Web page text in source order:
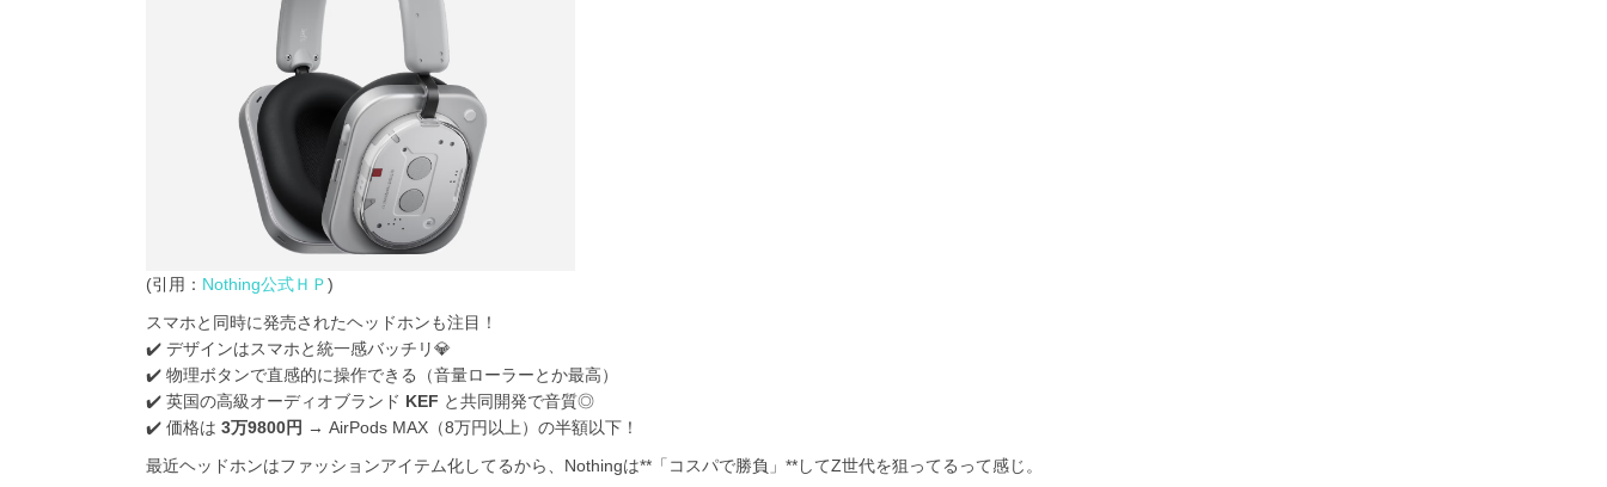
(引用： Nothing公式ＨＰ)
スマホと同時に発売されたヘッドホンも注目！
✔️ デザインはスマホと統一感バッチリ💎
✔️ 物理ボタンで直感的に操作できる（音量ローラーとか最高）
✔️ 英国の高級オーディオブランド KEF と共同開発で音質◎
✔️ 価格は 3万9800円 → AirPods MAX（8万円以上）の半額以下！
最近ヘッドホンはファッションアイテム化してるから、Nothingは**「コスパで勝負」**してZ世代を狙ってるって感じ。